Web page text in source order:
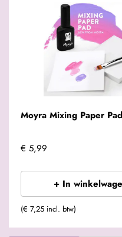
Moyra Mixing Paper Pad
€ 5,99
+ In
(€ 7,25 incl. btw)